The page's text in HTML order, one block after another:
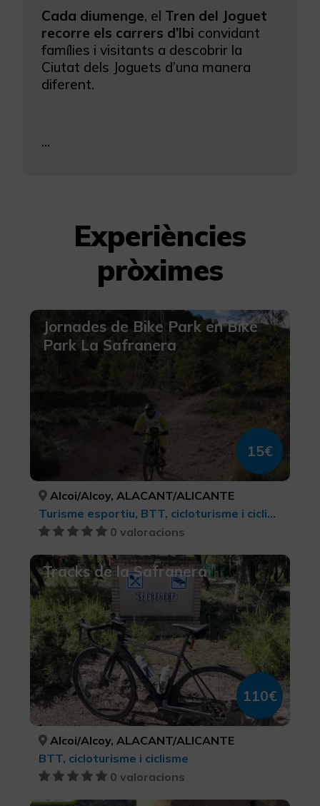
Cada diumenge, el Tren del Joguet
recorre els carrers d’Ibi convidant
famílies i visitants a descobrir la
Ciutat dels Joguets d’una manera
diferent.
...
Experiències
pròximes
Jornades de Bike Park en Bike
Park La Safranera
15€
Alcoi/Alcoy, ALACANT/ALICANTE
Turisme esportiu, BTT, cicloturisme i ciclisme
0 valoracions
Tracks de la Safranera
110€
Alcoi/Alcoy, ALACANT/ALICANTE
BTT, cicloturisme i ciclisme
0 valoracions